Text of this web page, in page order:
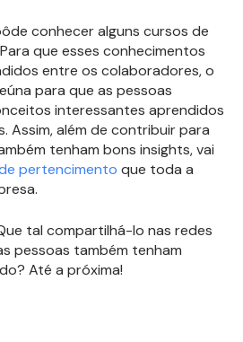
conhecer alguns cursos de
que esses conhecimentos
entre os colaboradores, o
para que as pessoas
interessantes aprendidos
Assim, além de contribuir para
tenham bons insights, vai
pertencimento que toda a
tal compartilhá-lo nas redes
pessoas também tenham
Até a próxima!